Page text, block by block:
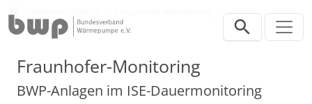
Fraunhofer-Monitoring
BWP-Anlagen im ISE-Dauermonitoring